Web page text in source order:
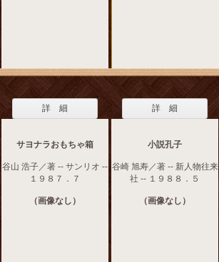
詳 細
サヨナラおもちゃ箱
谷山 浩子／著 -- サンリオ --
１９８７．７
（画像なし）
詳 細
小説孔子
谷崎 旭寿／著 -- 新人物往来
社 -- １９８８．５
（画像なし）